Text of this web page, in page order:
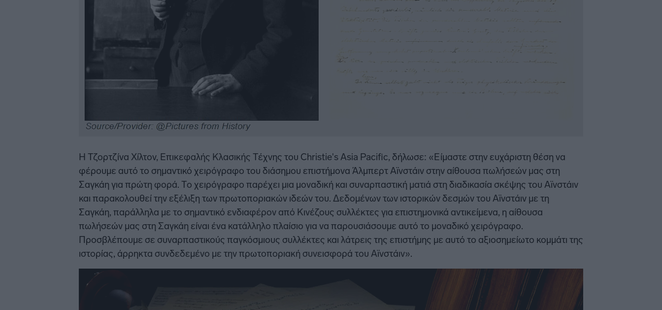
Η Τζορτζίνα Χίλτον, Επικεφαλής Κλασικής Τέχνης του Christie's Asia Pacific, δήλωσε: «Είμαστε στην ευχάριστη θέση να
φέρουμε αυτό το σημαντικό χειρόγραφο του διάσημου επιστήμονα Άλμπερτ Αϊνστάιν στην αίθουσα πωλήσεών μας στη
Σαγκάη για πρώτη φορά. Το χειρόγραφο παρέχει μια μοναδική και συναρπαστική ματιά στη διαδικασία σκέψης του Αϊνστάιν
και παρακολουθεί την εξέλιξη των πρωτοποριακών ιδεών του. Δεδομένων των ιστορικών δεσμών του Αϊνστάιν με τη
Σαγκάη, παράλληλα με το σημαντικό ενδιαφέρον από Κινέζους συλλέκτες για επιστημονικά αντικείμενα, η αίθουσα
πωλήσεών μας στη Σαγκάη είναι ένα κατάλληλο πλαίσιο για να παρουσιάσουμε αυτό το μοναδικό χειρόγραφο.
Προσβλέπουμε σε συναρπαστικούς παγκόσμιους συλλέκτες και λάτρεις της επιστήμης με αυτό το αξιοσημείωτο κομμάτι της
ιστορίας, άρρηκτα συνδεδεμένο με την πρωτοποριακή συνεισφορά του Αϊνστάιν».